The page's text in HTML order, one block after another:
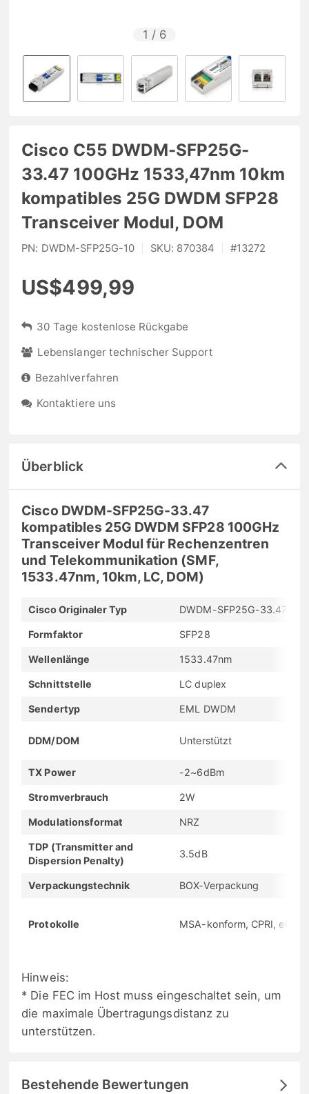
1 / 6
Cisco C55 DWDM-SFP25G-
33.47 100GHz 1533,47nm 10km
kompatibles 25G DWDM SFP28
Transceiver Modul, DOM
PN: DWDM-SFP25G-10 SKU: 870384 #13272
US$499,99
30 Tage kostenlose Rückgabe
Lebenslanger technischer Support
Bezahlverfahren
Kontaktiere uns
Überblick
Cisco DWDM-SFP25G-33.47
kompatibles 25G DWDM SFP28 100GHz
Transceiver Modul für Rechenzentren
und Telekommunikation (SMF,
1533.47nm, 10km, LC, DOM)
Cisco Originaler Typ DWDM-SFP25G-33.47
Formfaktor SFP28
Wellenlänge 1533.47nm
Schnittstelle LC duplex
Sendertyp EML DWDM
DDM/DOM Unterstützt
TX Power -2~6dBm
Stromverbrauch 2W
Modulationsformat NRZ
TDP (Transmitter and
Dispersion Penalty)
3.5dB
Verpackungstechnik BOX-Verpackung
Protokolle MSA-konform, CPRI, eCPRI
Hinweis:
* Die FEC im Host muss eingeschaltet sein, um
die maximale Übertragungsdistanz zu
unterstützen.
Bestehende Bewertungen